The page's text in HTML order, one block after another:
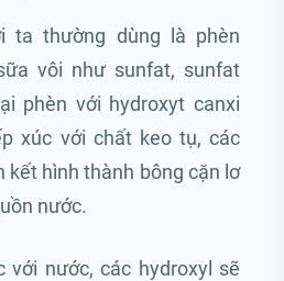
ta thường dùng là phèn
vôi như sunfat, sunfat
phèn với hydroxyt canxi
xúc với chất keo tụ, các
kết hình thành bông cặn lơ
nước.
với nước, các hydroxyl sẽ